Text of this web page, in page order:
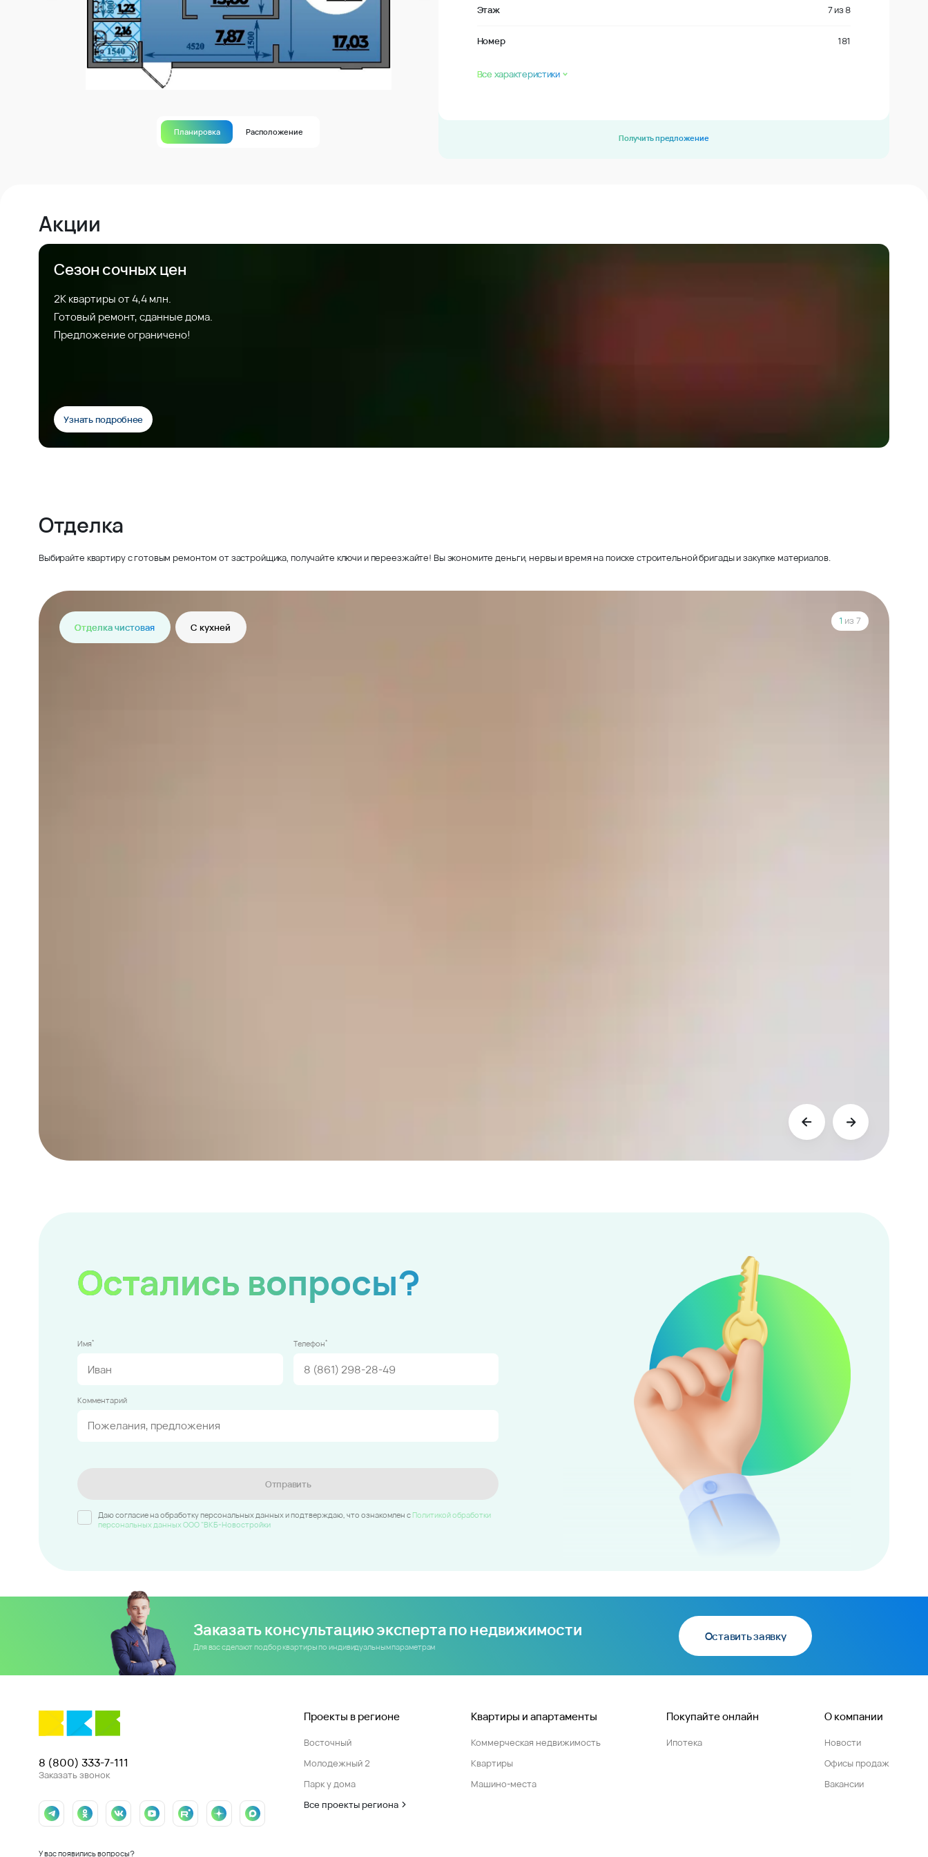
Планировка Расположение
Этаж 7из8
Номер 181
Все характеристики
Получить предложение
Акции
Сезон сочных цен
2К квартиры от 4,4 млн.
Готовый ремонт, сданные дома.
Предложение ограничено!
Узнать подробнее
Отделка
Выбирайте квартиру с готовым ремонтом от застройщика, получайте ключи и переезжайте! Вы экономите деньги, нервы и время на поиске строительной бригады и закупке материалов.
Отделка чистовая С кухней
1 из 7
Остались вопросы?
Имя* Телефон*
Комментарий
Отправить
Даю согласие на обработку персональных данных и подтверждаю, что ознакомлен c Политикой обработки
персональных данных ООО "ВКБ-Новостройки
Заказать консультацию эксперта по недвижимости
Для вас сделают подбор квартиры по индивидуальным параметрам
Оставить заявку
8 (800) 333-7-111
Заказать звонок
У вас появились вопросы?
Проекты в регионе
Восточный
Молодежный 2
Парк у дома
Все проекты региона
Квартиры и апартаменты
Коммерческая недвижимость
Квартиры
Машино-места
Покупайте онлайн
Ипотека
О компании
Новости
Офисы продаж
Вакансии